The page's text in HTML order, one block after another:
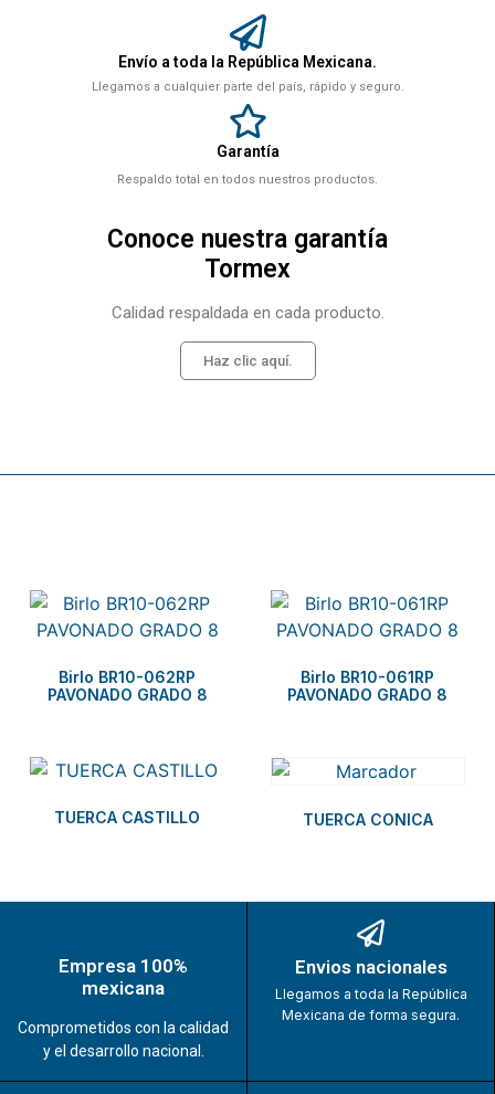
Envío a toda la República Mexicana.
Llegamos a cualquier parte del país, rápido y seguro.
Garantía
Respaldo total en todos nuestros productos.
Conoce nuestra garantía
Tormex
Calidad respaldada en cada producto.
Haz clic aquí.
Birlo BR10-062RP
PAVONADO GRADO 8
Birlo BR10-061RP
PAVONADO GRADO 8
TUERCA CASTILLO TUERCA CONICA
Empresa 100%
mexicana
Comprometidos con la calidad
y el desarrollo nacional.
Envios nacionales
Llegamos a toda la República
Mexicana de forma segura.